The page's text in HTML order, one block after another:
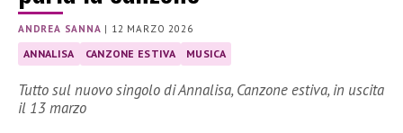
ANDREA SANNA | 12 MARZO 2026
ANNALISA CANZONE ESTIVA MUSICA
Tutto sul nuovo singolo di Annalisa, Canzone estiva, in uscita
il 13 marzo